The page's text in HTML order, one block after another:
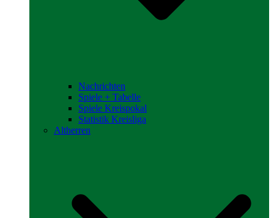
Nachrichten
Spiele + Tabelle
Spiele Kreispokal
Statistik Kreisliga
Altherren